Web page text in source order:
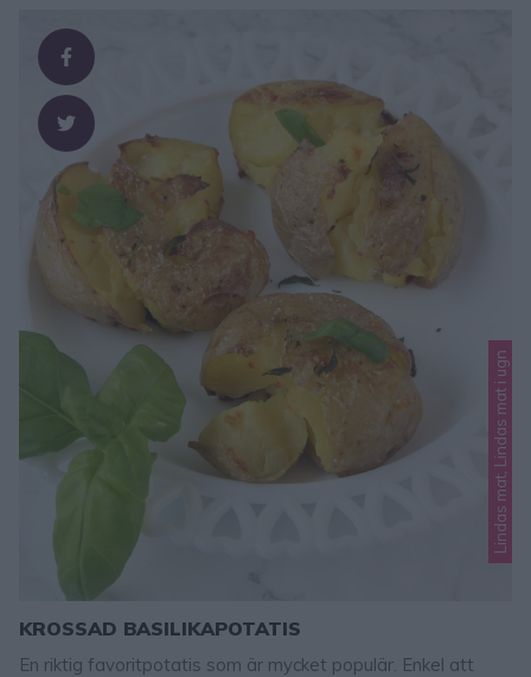
Lindas mat, Lindas mat i ugn
KROSSAD BASILIKAPOTATIS
En riktig favoritpotatis som är mycket populär. Enkel att